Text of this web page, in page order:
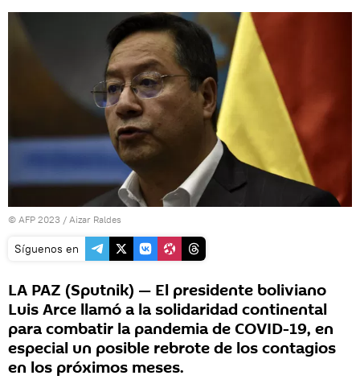
© AFP 2023 / Aizar Raldes
Síguenos en
LA PAZ (Sputnik) — El presidente boliviano
Luis Arce llamó a la solidaridad continental
para combatir la pandemia de COVID-19, en
especial un posible rebrote de los contagios
en los próximos meses.